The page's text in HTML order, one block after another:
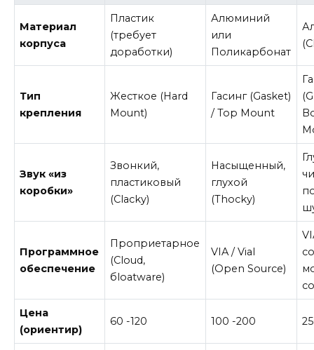
Материал
корпуса
Пластик
(требует
доработки)
Алюминий
или
Поликарбонат
Тип
крепления
Жесткое (Hard
Mount)
Гасинг (Gasket)
/ Top Mount
Звук «из
коробки»
Звонкий,
пластиковый
(Clacky)
Насыщенный,
глухой
(Thocky)
Программное
обеспечение
Проприетарное
(Cloud,
бloatware)
VIA / Vial
(Open Source)
Цена
(ориентир)
60 -120 100 -200